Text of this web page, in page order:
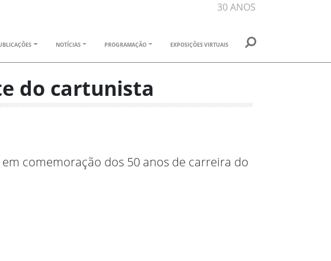
30 ANOS
NOTÍCIAS PROGRAMAÇÃO EXPOSIÇÕES VIRTUAIS
do cartunista
comemoração dos 50 anos de carreira do